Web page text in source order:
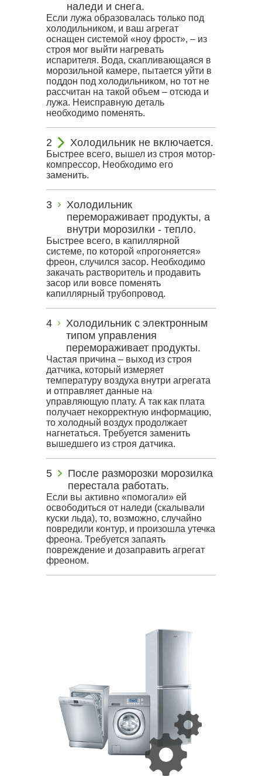
наледи и снега.
Если лужа образовалась только под
холодильником, и ваш агрегат
оснащен системой «ноу фрост», – из
строя мог выйти нагревать
испарителя. Вода, скапливающаяся в
морозильной камере, пытается уйти в
поддон под холодильником, но тот не
рассчитан на такой объем – отсюда и
лужа. Неисправную деталь
необходимо поменять.
Холодильник не включается.
Быстрее всего, вышел из строя мотор-
компрессор, Необходимо его
заменить.
Холодильник
перемораживает продукты, а
внутри морозилки - тепло.
Быстрее всего, в капиллярной
системе, по которой «прогоняется»
фреон, случился засор. Необходимо
закачать растворитель и продавить
засор или вовсе поменять
капиллярный трубопровод.
Холодильник с электронным
типом управления
перемораживает продукты.
Частая причина – выход из строя
датчика, который измеряет
температуру воздуха внутри агрегата
и отправляет данные на
управляющую плату. А так как плата
получает некорректную информацию,
то холодный воздух продолжает
нагнетаться. Требуется заменить
вышедшего из строя датчика.
После разморозки морозилка
перестала работать.
Если вы активно «помогали» ей
освободиться от наледи (скалывали
куски льда), то, возможно, случайно
повредили контур, и произошла утечка
фреона. Требуется запаять
повреждение и дозаправить агрегат
фреоном.